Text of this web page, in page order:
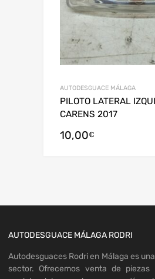
AUTODESGUACE MÁLAGA
PILOTO LATERAL
CARENS 2017
10,00€
AUTODESGUACE MÁLAGA RODRI
Autodesguaces Rodri en Málaga es
sector. Ofrecemos venta de